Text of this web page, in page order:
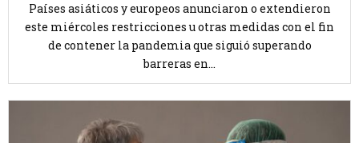
Países asiáticos y europeos anunciaron o extendieron
este miércoles restricciones u otras medidas con el fin
de contener la pandemia que siguió superando
barreras en...